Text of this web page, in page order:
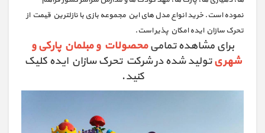
نموده است. خرید انواع مدل های این مجموعه بازی با نازلترین قیمت از
تحرک سازان ایده امکان پذیر است.
برای مشاهده تمامیمحصولات و مبلمان پارکی و
شهریتولید شده در شرکت تحرک سازان ایده کلیک
کنید.